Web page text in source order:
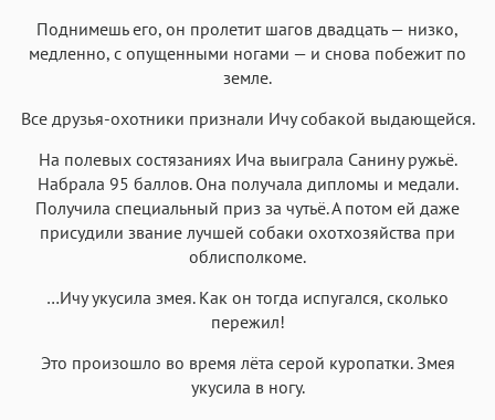
Поднимешь его, он пролетит шагов двадцать — низко,
медленно, с опущенными ногами — и снова побежит по
земле.
Все друзья-охотники признали Ичу собакой выдающейся.
На полевых состязаниях Ича выиграла Санину ружьё.
Набрала 95 баллов. Она получала дипломы и медали.
Получила специальный приз за чутьё. А потом ей даже
присудили звание лучшей собаки охотхозяйства при
облисполкоме.
…Ичу укусила змея. Как он тогда испугался, сколько
пережил!
Это произошло во время лёта серой куропатки. Змея
укусила в ногу.